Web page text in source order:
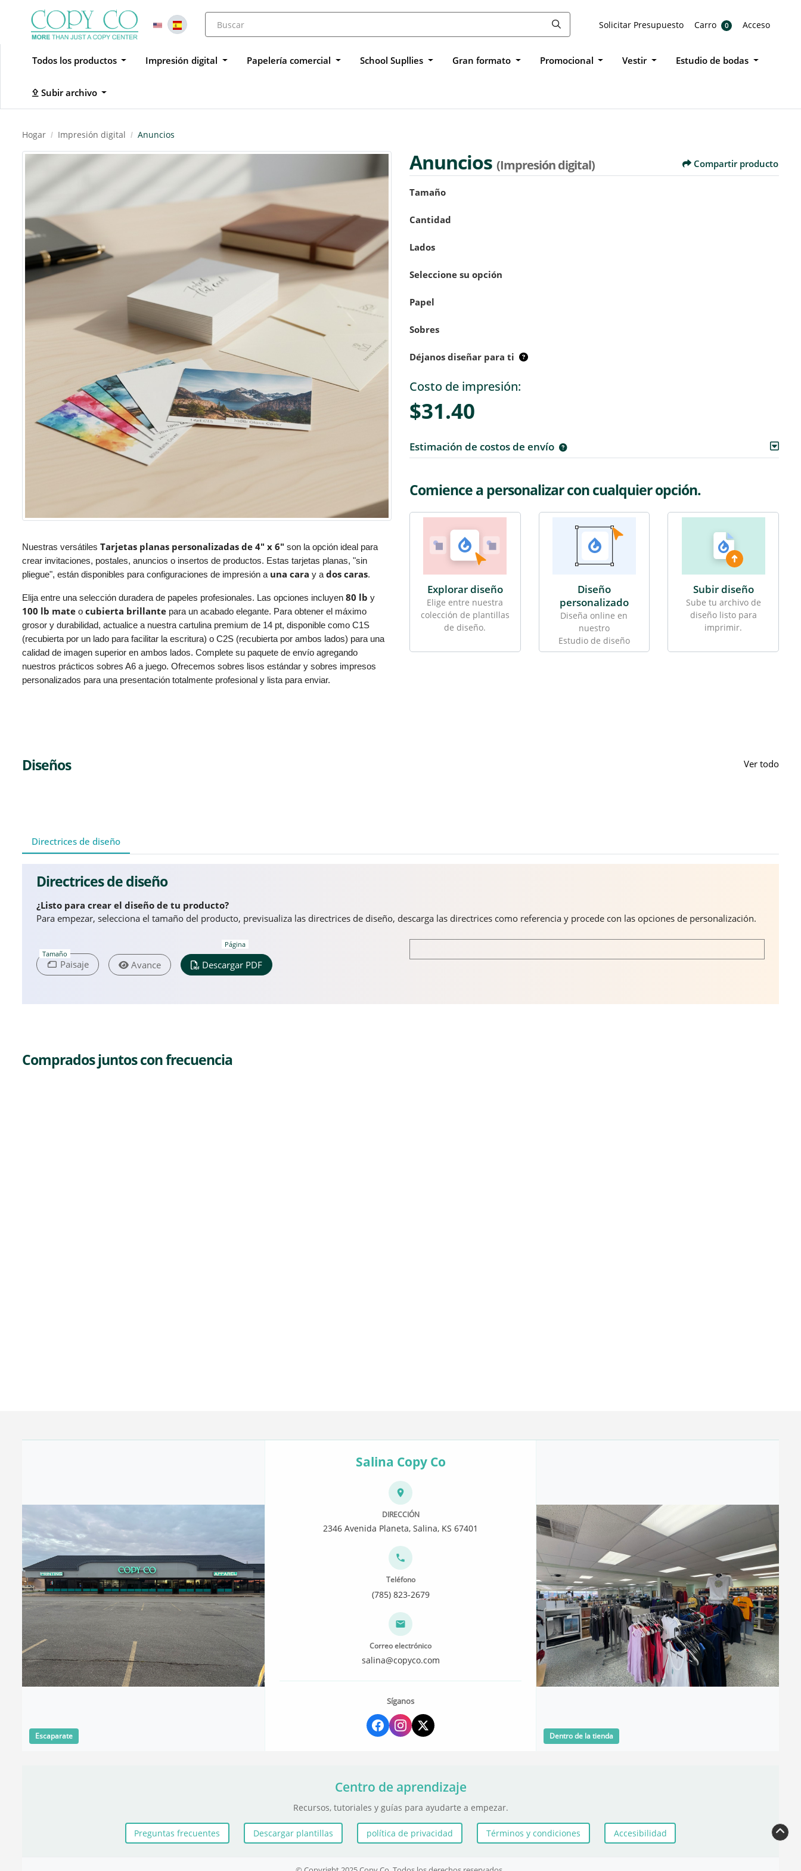
Solicitar Presupuesto
Solicitar Presupuesto Carro
Carro 0 Acceso
Acceso
Todos los productos Impresión digital Papelería comercial School Supllies Gran formato Promocional Vestir Estudio de bodas
Subir archivo
Subir archivo
Hogar Impresión digital Anuncios
Nuestras versátiles Tarjetas planas personalizadas de 4" x 6" son la opción ideal para
crear invitaciones, postales, anuncios o insertos de productos. Estas tarjetas planas, "sin
pliegue", están disponibles para configuraciones de impresión a una cara y a dos caras.
Elija entre una selección duradera de papeles profesionales. Las opciones incluyen 80 lb y
100 lb mate o cubierta brillante para un acabado elegante. Para obtener el máximo
grosor y durabilidad, actualice a nuestra cartulina premium de 14 pt, disponible como C1S
(recubierta por un lado para facilitar la escritura) o C2S (recubierta por ambos lados) para una
calidad de imagen superior en ambos lados. Complete su paquete de envío agregando
nuestros prácticos sobres A6 a juego. Ofrecemos sobres lisos estándar y sobres impresos
personalizados para una presentación totalmente profesional y lista para enviar.
Anuncios (Impresión digital) Compartir producto
Tamaño
Cantidad
Lados
Seleccione su opción
Papel
Sobres
Déjanos diseñar para ti
Costo de impresión:
$31.40
Estimación de costos de envío
Comience a personalizar con cualquier opción.
Explorar diseño
Elige entre nuestra
colección de plantillas
de diseño.
Diseño
personalizado
Diseña online en
nuestro
Estudio de diseño
Subir diseño
Sube tu archivo de
diseño listo para
imprimir.
Ver todo
Diseños
Directrices de diseño
Directrices de diseño
¿Listo para crear el diseño de tu producto?
Para empezar, selecciona el tamaño del producto, previsualiza las directrices de diseño, descarga las directrices como referencia y procede con las opciones de personalización.
Tamaño
Página
Paisaje Avance Descargar PDF
Comprados juntos con frecuencia
Escaparate
Salina Copy Co
DIRECCIÓN
2346 Avenida Planeta, Salina, KS 67401
Teléfono
(785) 823-2679
Correo electrónico
salina@copyco.com
Síganos
Dentro de la tienda
Centro de aprendizaje
Recursos, tutoriales y guías para ayudarte a empezar.
Preguntas frecuentes Descargar plantillas política de privacidad Términos y condiciones Accesibilidad